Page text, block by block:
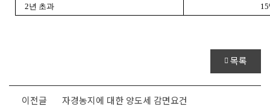
2년 초과
목록
이전글 자경농지에 대한 양도세 감면요건